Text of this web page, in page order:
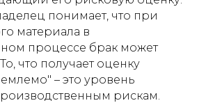
понимает, что при
материала в
процессе брак может
что получает оценку
– это уровень
рискам.